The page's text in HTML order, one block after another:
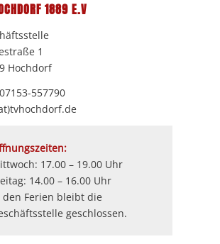
1889 E.V
1
Hochdorf
07153-557790
17.00 – 19.00 Uhr
14.00 – 16.00 Uhr
den Ferien bleibt die
geschlossen.